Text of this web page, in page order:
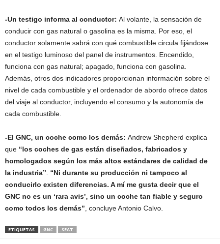
-Un testigo informa al conductor: Al volante, la sensación de
conducir con gas natural o gasolina es la misma. Por eso, el
conductor solamente sabrá con qué combustible circula fijándose
en el testigo luminoso del panel de instrumentos. Encendido,
funciona con gas natural; apagado, funciona con gasolina.
Además, otros dos indicadores proporcionan información sobre el
nivel de cada combustible y el ordenador de abordo ofrece datos
del viaje al conductor, incluyendo el consumo y la autonomía de
cada combustible.
-El GNC, un coche como los demás: Andrew Shepherd explica
que “los coches de gas están diseñados, fabricados y
homologados según los más altos estándares de calidad de
la industria”
“Ni durante su producción ni tampoco al
conducirlo existen diferencias. A mí me gusta decir que el
GNC no es un ‘rara avis’, sino un coche tan fiable y seguro
como todos los demás” , concluye Antonio Calvo.
ETIQUETAS GNC SEAT